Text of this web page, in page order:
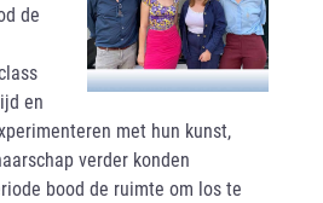
de
en
met hun kunst,
verder konden
bood de ruimte om los te